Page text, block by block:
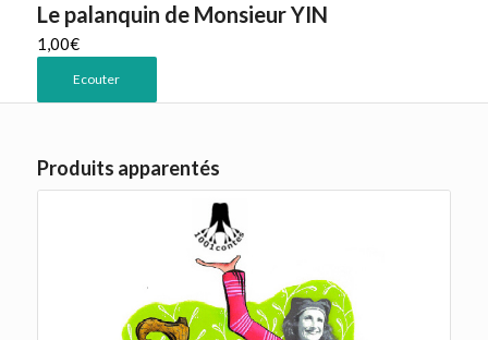
Le palanquin de Monsieur YIN
1,00€
Ecouter
Produits apparentés